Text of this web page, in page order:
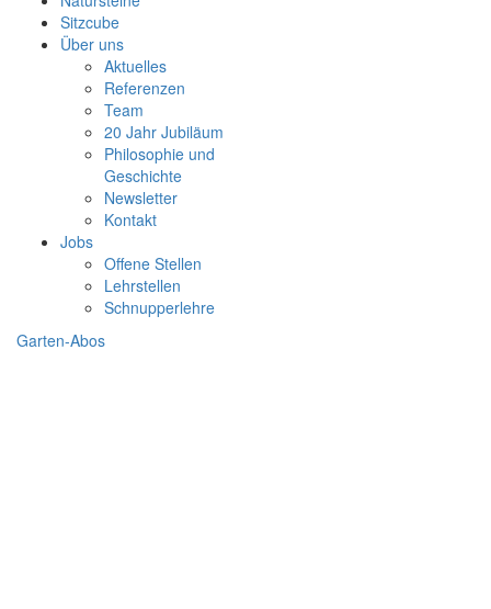
Sitzcube
Über uns
Aktuelles
Referenzen
Team
20 Jahr Jubiläum
Philosophie und
Geschichte
Newsletter
Kontakt
Jobs
Offene Stellen
Lehrstellen
Schnupperlehre
Garten-Abos